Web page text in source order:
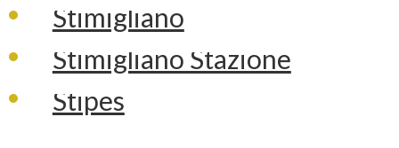
Stimigliano
Stimigliano Stazione
Stipes